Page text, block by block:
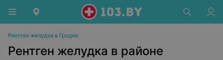
Рентген желудка в Гродно
Рентген желудка в районе